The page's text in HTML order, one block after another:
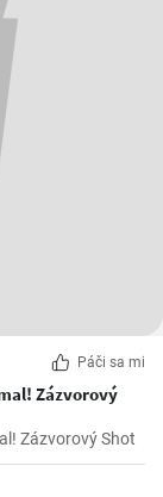
Páči sa mi
Takýto DOMÁCI ZÁZVOROVÝ SIRUP si ešte nemal! Zázvorový Shot